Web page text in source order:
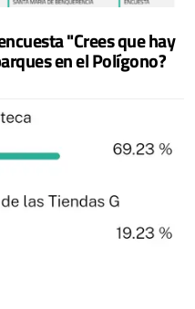
"Crees que hay
en el Polígono?